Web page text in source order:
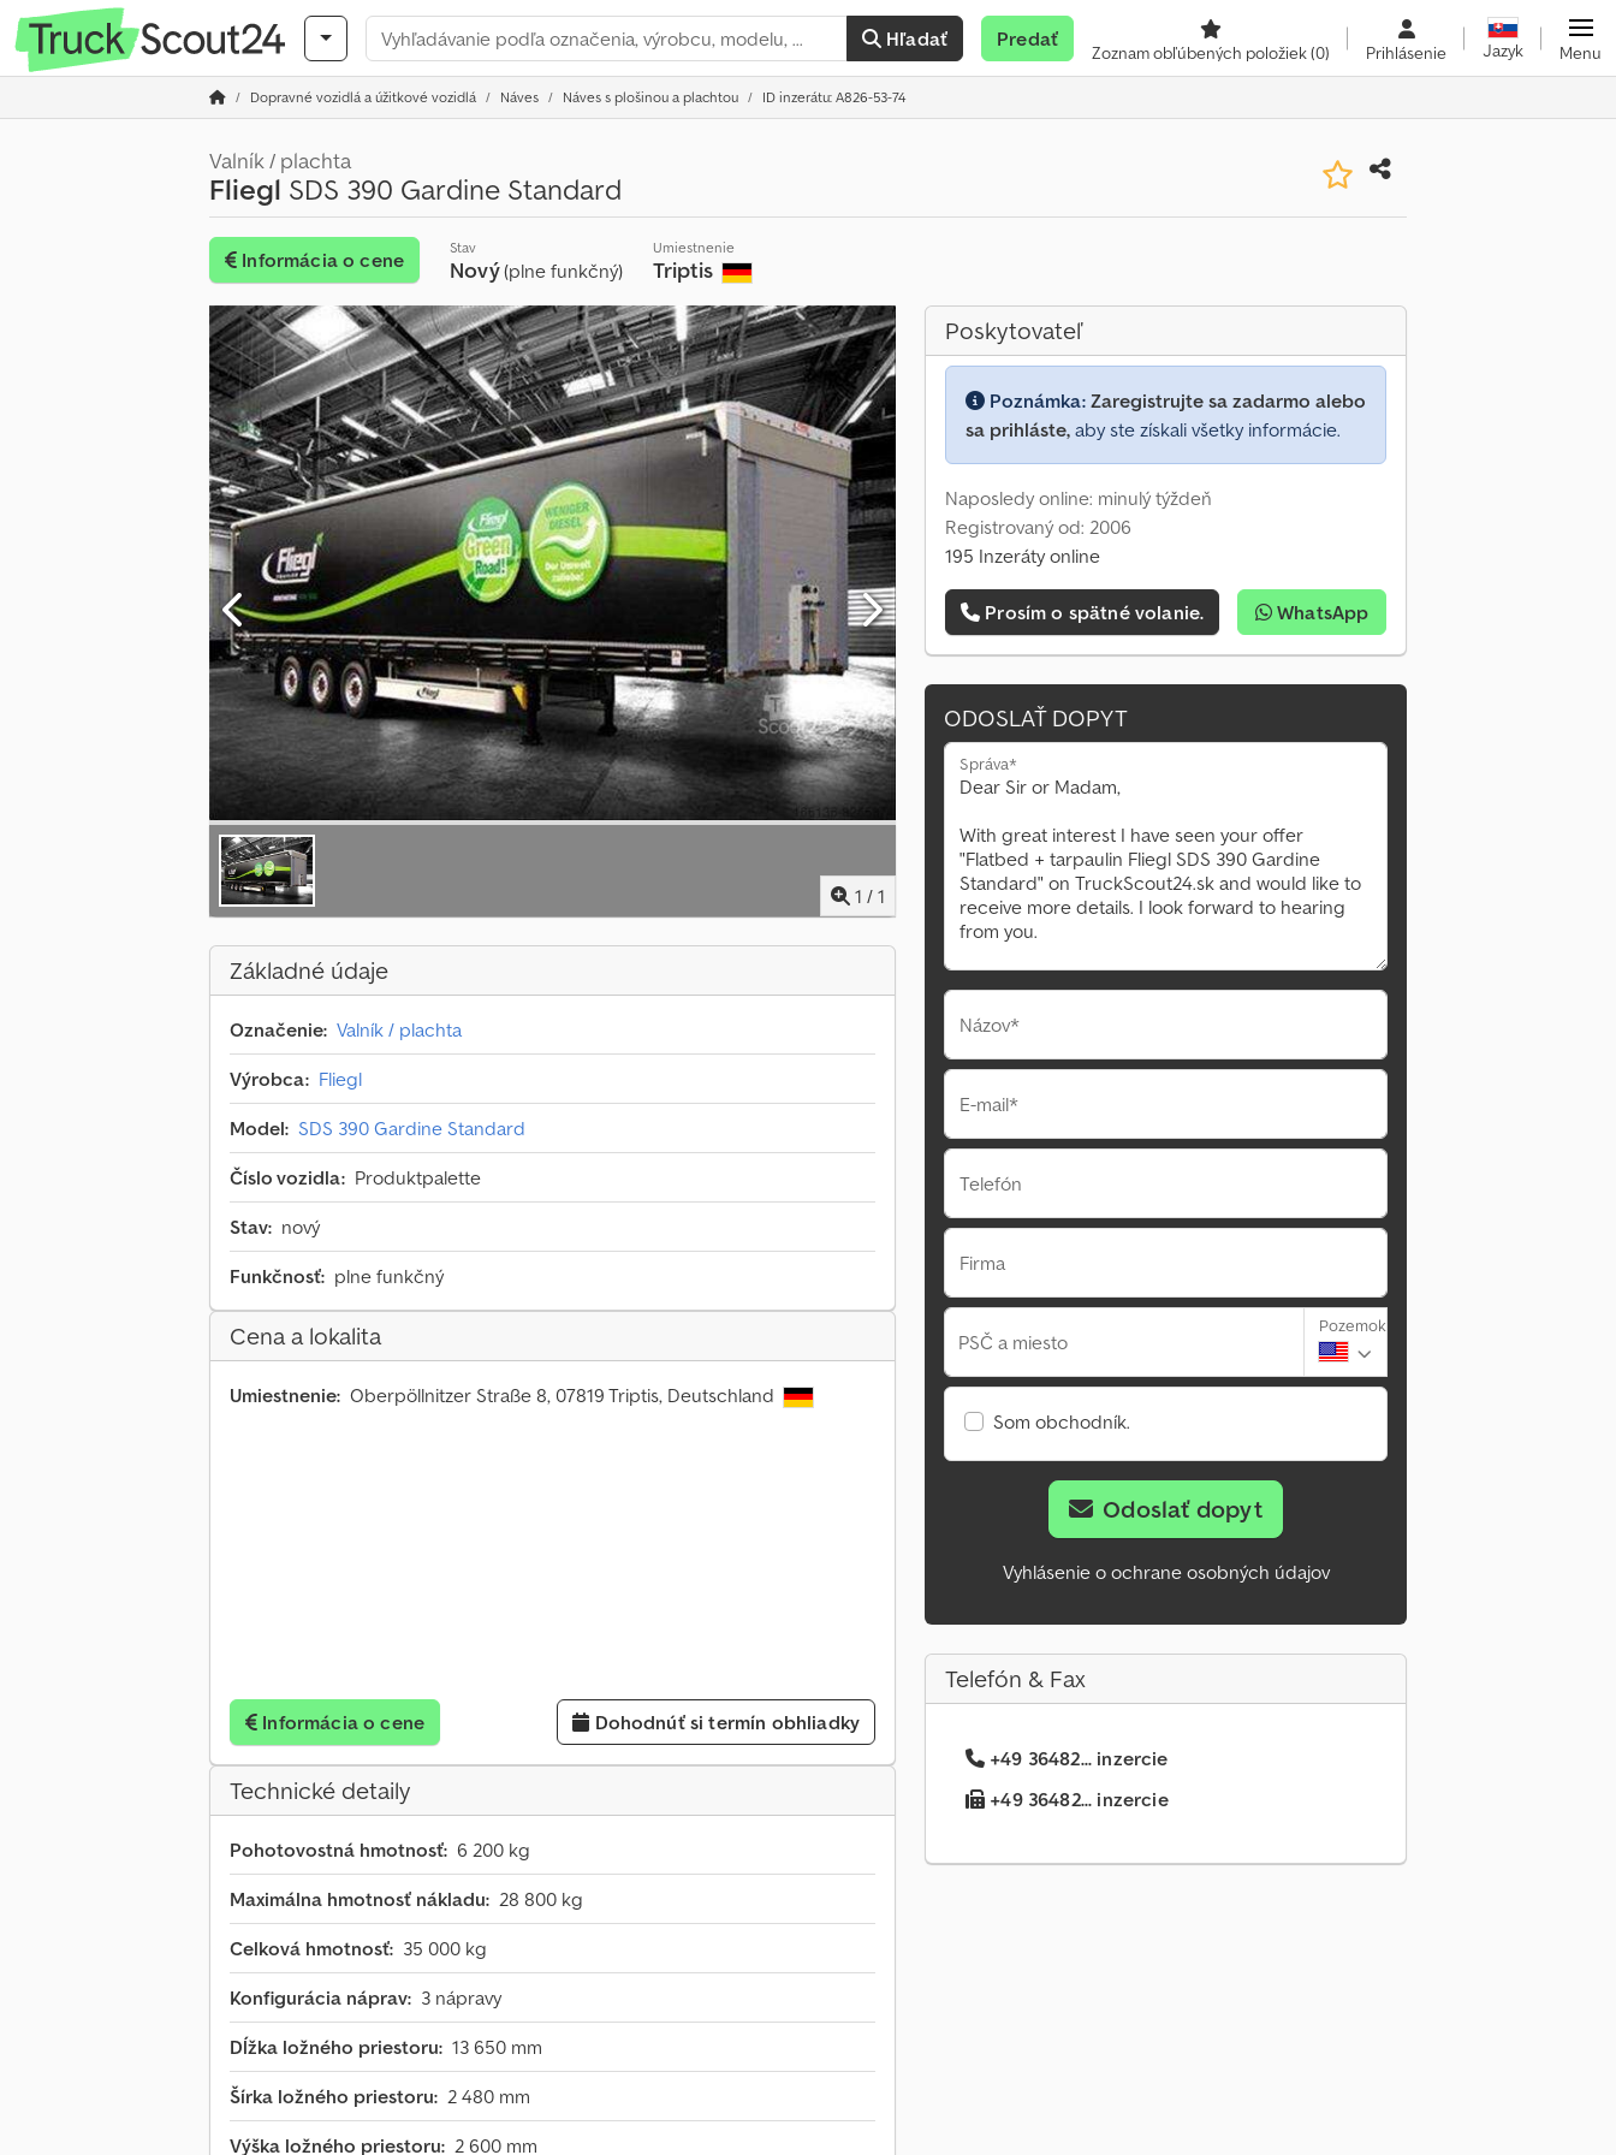
Hľadať Predať
Zoznam obľúbených položiek(0) Prihlásenie Jazyk Menu
Dopravné vozidlá a úžitkové vozidlá Náves Náves s plošinou a plachtou ID inzerátu: A826-53-74
Valník / plachta
Fliegl SDS 390 Gardine Standard
Informácia o cene
Stav
Nový(plne funkčný)
Umiestnenie
Triptis
Požiadať o viac obrázkov
1 / 1
Základné údaje
Označenie: Valník / plachta
Výrobca: Fliegl
Model: SDS 390 Gardine Standard
Číslo vozidla: Produktpalette
Stav: nový
Funkčnosť: plne funkčný
Cena a lokalita
Umiestnenie: Oberpöllnitzer Straße 8, 07819 Triptis, Deutschland
Informácia o cene Dohodnúť si termín obhliadky
Technické detaily
Pohotovostná hmotnosť: 6 200 kg
Maximálna hmotnosť nákladu: 28 800 kg
Celková hmotnosť: 35 000 kg
Konfigurácia náprav: 3 nápravy
Dĺžka ložného priestoru: 13 650 mm
Šírka ložného priestoru: 2 480 mm
Výška ložného priestoru: 2 600 mm
Poskytovateľ
Poznámka: Zaregistrujte sa zadarmo alebo
sa prihláste, aby ste získali všetky informácie.
Naposledy online: minulý týždeň
Registrovaný od: 2006
195 Inzeráty online
Prosím o spätné volanie. WhatsApp
ODOSLAŤ DOPYT
Správa*
Názov*
E-mail*
Telefón
Firma
PSČ a miesto
Pozemok
Som obchodník.
Odoslať dopyt
Vyhlásenie o ochrane osobných údajov
Telefón & Fax
+49 36482... inzercie
+49 36482... inzercie